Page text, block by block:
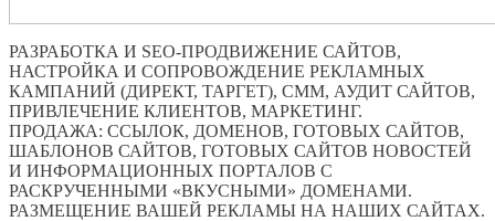
РАЗРАБОТКА И SEO-ПРОДВИЖЕНИЕ САЙТОВ,
НАСТРОЙКА И СОПРОВОЖДЕНИЕ РЕКЛАМНЫХ
КАМПАНИЙ (ДИРЕКТ, ТАРГЕТ), СММ, АУДИТ САЙТОВ,
ПРИВЛЕЧЕНИЕ КЛИЕНТОВ, МАРКЕТИНГ.
ПРОДАЖА: ССЫЛОК, ДОМЕНОВ, ГОТОВЫХ САЙТОВ,
ШАБЛОНОВ САЙТОВ, ГОТОВЫХ САЙТОВ НОВОСТЕЙ
И ИНФОРМАЦИОННЫХ ПОРТАЛОВ С
РАСКРУЧЕННЫМИ «ВКУСНЫМИ» ДОМЕНАМИ.
РАЗМЕЩЕНИЕ ВАШЕЙ РЕКЛАМЫ НА НАШИХ САЙТАХ.